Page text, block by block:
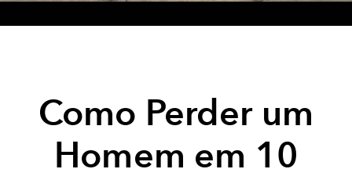
Video
Como Perder um
Homem em 10